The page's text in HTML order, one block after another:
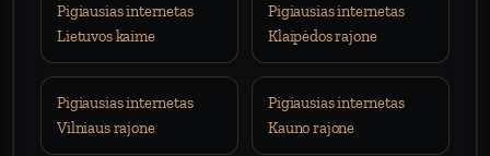
Pigiausias internetas
Lietuvos kaime
Pigiausias internetas
Klaipėdos rajone
Pigiausias internetas
Vilniaus rajone
Pigiausias internetas
Kauno rajone